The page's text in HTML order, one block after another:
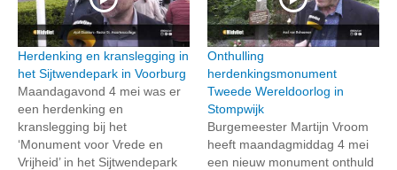
Herdenking en kranslegging in
het Sijtwendepark in Voorburg
Maandagavond 4 mei was er
een herdenking en
kranslegging bij het
‘Monument voor Vrede en
Vrijheid’ in het Sijtwendepark
Onthulling
herdenkingsmonument
Tweede Wereldoorlog in
Stompwijk
Burgemeester Martijn Vroom
heeft maandagmiddag 4 mei
een nieuw monument onthuld